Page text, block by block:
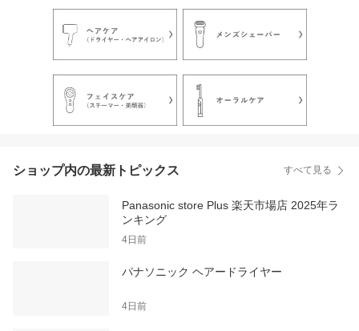
ショップ内の最新トピックス すべて見る
Panasonic store Plus 楽天市場店 2025年ラ
ンキング
4日前
パナソニック ヘアードライヤー
4日前